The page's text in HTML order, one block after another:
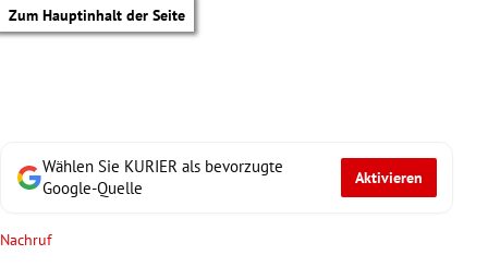
Zum Hauptinhalt der Seite
Wählen Sie KURIER als bevorzugte
Google-Quelle
Aktivieren
Nachruf